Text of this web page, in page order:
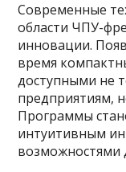
Современные
области ЧПУ-
инновации.
время
доступными не
предприятиям,
Программы
интуитивным
возможностями